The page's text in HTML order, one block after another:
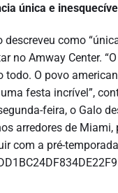
única e
descreveu como
no Amway Center.
todo. O povo
festa incrível”,
feira, o Galo
arredores de Miami,
com a pré-